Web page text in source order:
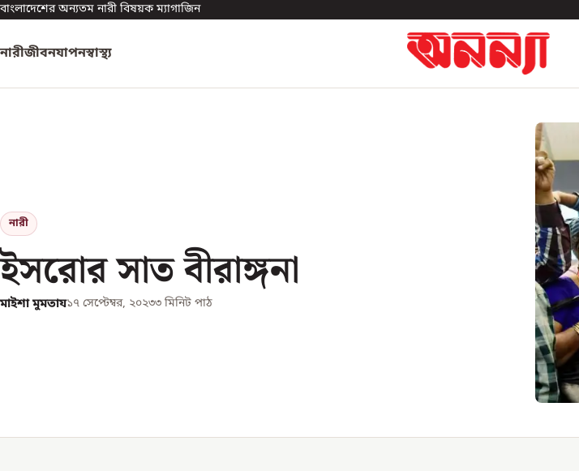
বাংলাদেশের অন্যতম নারী বিষয়ক ম্যাগাজিন
নারীজীবনযাপনস্বাস্থ্য
নারী
ইসরোর সাত বীরাঙ্গনা
মাইশা মুমতায১৭ সেপ্টেম্বর, ২০২৩৩ মিনিট পাঠ